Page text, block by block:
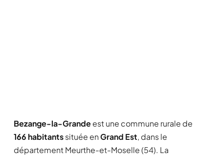
Bezange-la-Grandeest une commune rurale de
166 habitantssituée enGrand Est, dans le
département Meurthe-et-Moselle (54). La